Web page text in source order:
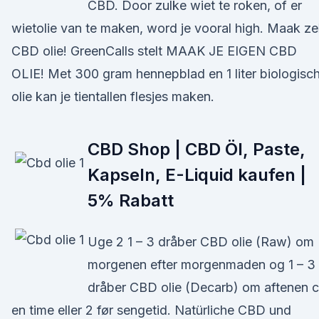
CBD. Door zulke wiet te roken, of er
wietolie van te maken, word je vooral high. Maak
CBD olie! GreenCalls stelt MAAK JE EIGEN CBD
OLIE! Met 300 gram hennepblad en 1 liter
olie kan je tientallen flesjes maken.
CBD Shop | CBD Öl, Paste,
Kapseln, E-Liquid kaufen |
5% Rabatt
Uge 2 1 – 3 dråber CBD olie (Raw) om
morgenen efter morgenmaden og 1 – 3
dråber CBD olie (Decarb) om aftenen
en time eller 2 før sengetid. Natürliche CBD und